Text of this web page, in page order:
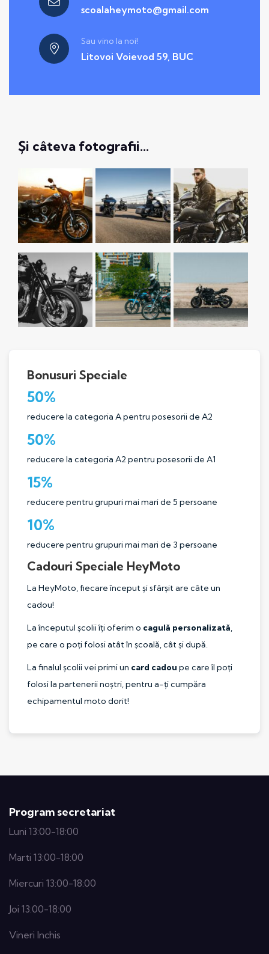
scoalaheymoto@gmail.com
Sau vino la noi!
Litovoi Voievod 59, BUC
Și câteva fotografii…
Bonusuri Speciale
50%
reducere la categoria A pentru posesorii de A2
50%
reducere la categoria A2 pentru posesorii de A1
15%
reducere pentru grupuri mai mari de 5 persoane
10%
reducere pentru grupuri mai mari de 3 persoane
Cadouri Speciale HeyMoto
La HeyMoto, fiecare început și sfârșit are câte un
cadou!
La începutul școlii îți oferim o cagulă personalizată,
pe care o poți folosi atât în școală, cât și după.
La finalul școlii vei primi un card cadou pe care îl poți
folosi la partenerii noștri, pentru a-ți cumpăra
echipamentul moto dorit!
Program secretariat
Luni 13:00-18:00
Marti 13:00-18:00
Miercuri 13:00-18:00
Joi 13:00-18:00
Vineri Inchis